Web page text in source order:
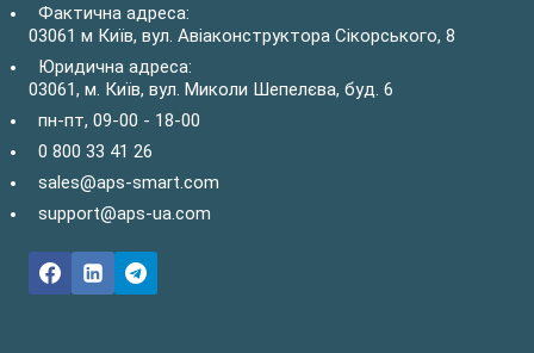
Фактична адреса:
03061 м Київ, вул. Авіаконструктора Сікорського, 8
Юридична адреса:
03061, м. Київ, вул. Миколи Шепелєва, буд. 6
пн-пт, 09-00 - 18-00
0 800 33 41 26
sales@aps-smart.com
support@aps-ua.com